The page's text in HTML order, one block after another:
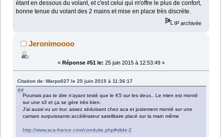
étant en dessous du volant, et c'est celui qui m'offre le plus de confort,
bonne tenue du volant des 2 mains et mise en place très discrète.
IP archivée
Jeronimoooo
« Réponse #51 le: 25 juin 2015 à 12:53:49 »
Citation de: Marpo027 le 25 juin 2015 à 11:36:17
Pourrais pas te dire n'ayant testé que le K5 sur les deux.. Le mien est monté
sur une s3 et ça se gère très bien.
J'ai aussi vu un truc assez séduisant chez aca et justement monté sur une
camaro surpuissante:accélérateur satellitaire placé sur la main même
http://www.aca-france.com/conduite.php#slide-2